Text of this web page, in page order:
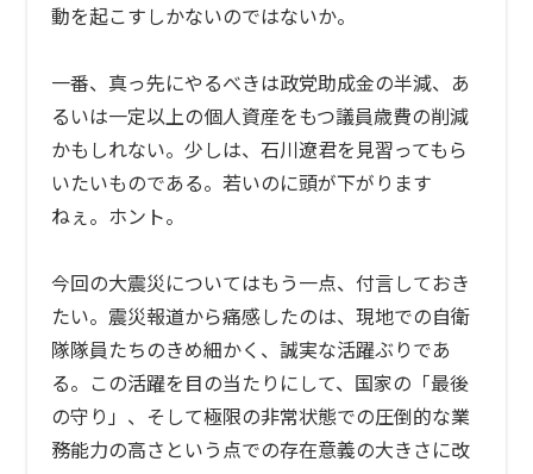
動を起こすしかないのではないか。
一番、真っ先にやるべきは政党助成金の半減、あ
るいは一定以上の個人資産をもつ議員歳費の削減
かもしれない。少しは、石川遼君を見習ってもら
いたいものである。若いのに頭が下がります
ねぇ。ホント。
今回の大震災についてはもう一点、付言しておき
たい。震災報道から痛感したのは、現地での自衛
隊隊員たちのきめ細かく、誠実な活躍ぶりであ
る。この活躍を目の当たりにして、国家の「最後
の守り」、そして極限の非常状態での圧倒的な業
務能力の高さという点での存在意義の大きさに改